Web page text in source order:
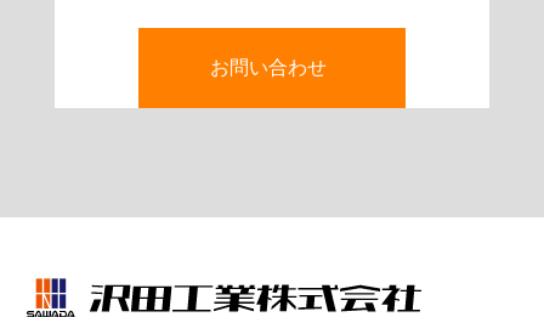
お問い合わせ